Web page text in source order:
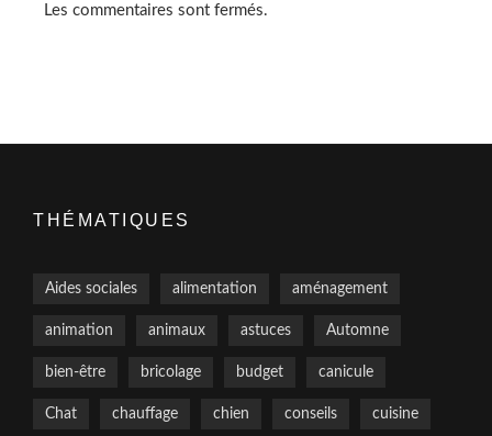
Les commentaires sont fermés.
THÉMATIQUES
Aides sociales alimentation aménagement
animation animaux astuces Automne
bien-être bricolage budget canicule
Chat chauffage chien conseils cuisine